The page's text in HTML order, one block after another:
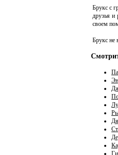
Брукс с
друзья и
своем
Брукс не